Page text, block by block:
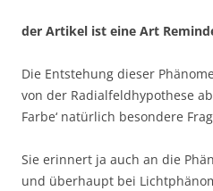
der Artikel ist eine Art
Die Entstehung dieser
von der Radialfeldhypothese
Farbe‘ natürlich besondere
Sie erinnert ja auch an die
und überhaupt bei